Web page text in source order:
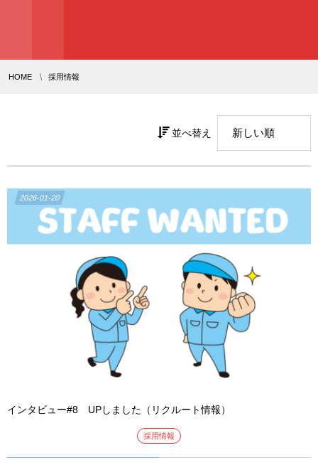
HOME 採用情報
並べ替え
2026-01-20
インタビュー#8 UPしました（リクルート情報）
採用情報